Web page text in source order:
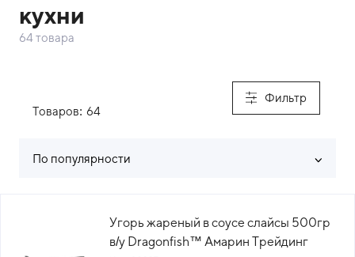
кухни
64 товара
Фильтр
Товаров: 64
По популярности
Угорь жареный в соусе слайсы 500гр
в/у Dragonfish™ Амарин Трейдинг